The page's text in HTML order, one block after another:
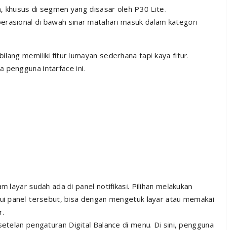
khusus di segmen yang disasar oleh P30 Lite.
di bawah sinar matahari masuk dalam kategori
memiliki fitur lumayan sederhana tapi kaya fitur.
pengguna intarface ini.
layar sudah ada di panel notifikasi. Pilihan melakukan
panel tersebut, bisa dengan mengetuk layar atau memakai
pengaturan Digital Balance di menu. Di sini, pengguna